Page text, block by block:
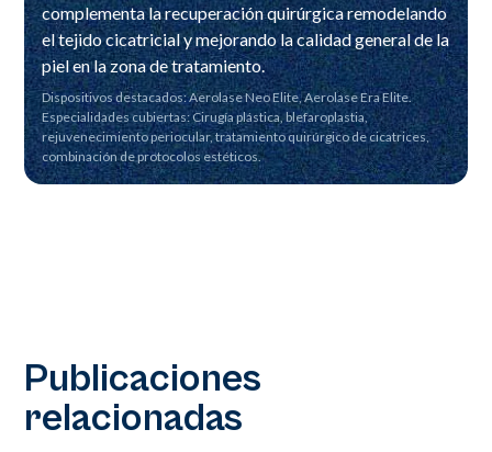
complementa la recuperación quirúrgica remodelando
el tejido cicatricial y mejorando la calidad general de la
piel en la zona de tratamiento.
Dispositivos destacados: Aerolase Neo Elite, Aerolase Era Elite.
Especialidades cubiertas: Cirugía plástica, blefaroplastia,
rejuvenecimiento periocular, tratamiento quirúrgico de cicatrices,
combinación de protocolos estéticos.
Publicaciones
relacionadas